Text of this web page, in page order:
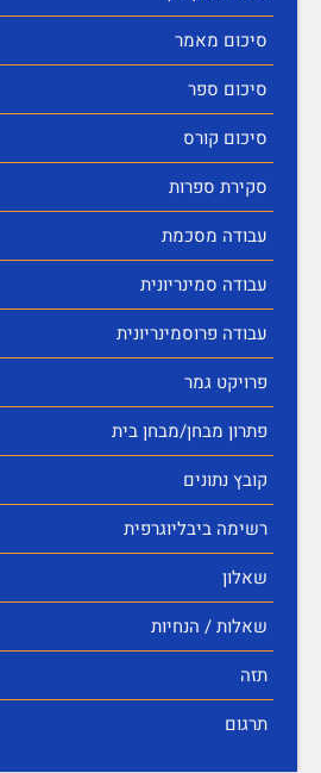
סיכום מאמר
סיכום ספר
סיכום קורס
סקירת ספרות
עבודה מסכמת
עבודה סמינריונית
עבודה פרוסמינריונית
פרויקט גמר
פתרון מבחן/מבחן בית
קובץ נתונים
רשימה ביבליוגרפית
שאלון
שאלות / הנחיות
תזה
תרגום